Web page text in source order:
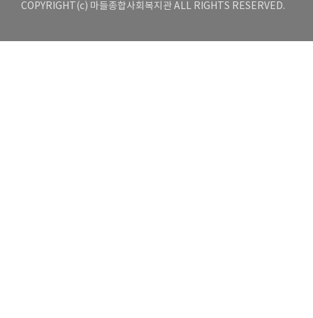
COPYRIGHT(c) 마들종합사회복지관 ALL RIGHTS RESERVED.